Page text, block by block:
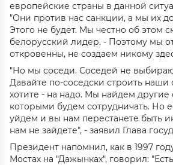
европейские страны в данной
"Они против нас санкции, а мы их
Этого не будет. Мы честно об этом
белорусский лидер. - Поэтому мы
откровенны, не создаем никому
"Но мы соседи. Соседей не
Давайте по-соседски строить
хотите - на надо. Мы найдем другие
которыми будем сотрудничать. Но
уйдем и вы нам перестанете быть
нам не зайдете", - заявил Глава
Президент напомнил, как в 1997
Мостах на "Дажынках", говорил: